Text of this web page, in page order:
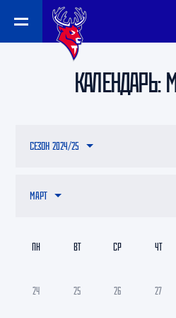
КАЛЕНДАРЬ:
МАРТ
СЕЗОН 2024/25
24 25 26 27
ПН ВТ СР ЧТ